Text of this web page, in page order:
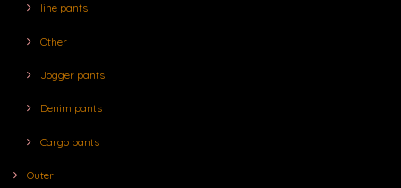
line pants
Other
Jogger pants
Denim pants
Cargo pants
Outer